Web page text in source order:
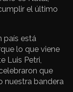
el último
país está
lo que viene
Luis Petri,
que
nuestra bandera